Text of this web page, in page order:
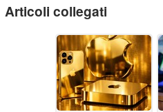
Articoli collegati